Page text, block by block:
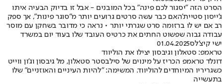
הסרט הזה "יסגור לכם פינה" בכל המובנים - אבל זו בדיוק הבעיה איתו
ג'ייסון סטיית'האם כבר עשה סרטים גרועים יותר מ"סוגר פינות", אך ספק
רב אם יש לו ברזומה סרט שגרתי יותר • נראה כי מדובר בשחקן עם מוסר
עבודה גבוה שפשוט החתים את כרטיס העובד שלו בעוד יום במשרד
ישי קיצ'לס01.04.2025
טראמפ: סטאלון וגיבסון יצילו את הוליווד
דונלד טראמפ הכריז על מינוים של סילבסטר סטאלון, מל גיבסון וג'ון ווייט
כשגריריו המיוחדים להוליווד. המשימה: "להיות העיניים והאוזניים" שלו
בתעשייה